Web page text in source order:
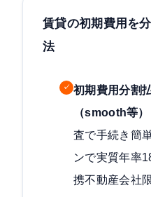
賃貸の初期費用を
法
✓ 初期費用分割
（smooth等）
査で手続き簡
ンで実質年率
携不動産会社限